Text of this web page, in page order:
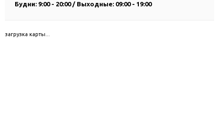
Будни: 9:00 - 20:00 / Выходные: 09:00 - 19:00
загрузка карты...